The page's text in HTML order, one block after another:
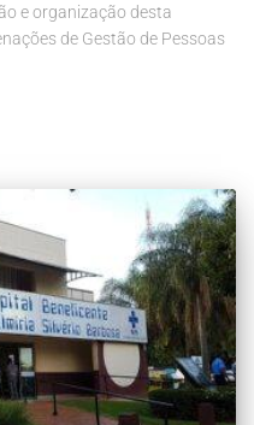
e organização desta
de Gestão de Pessoas